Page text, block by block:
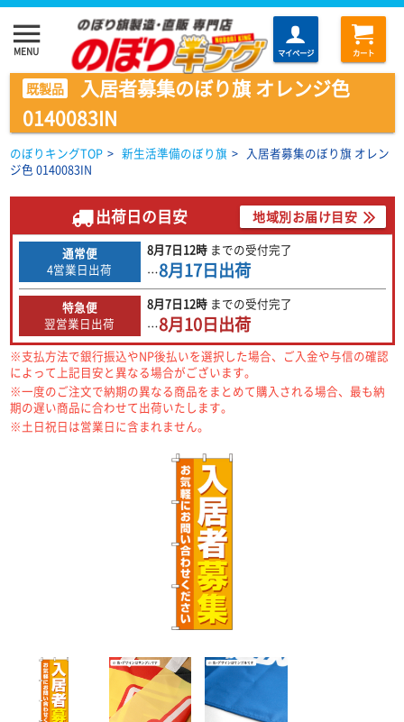
menu
MENU マイページ カート
既製品
入居者募集のぼり旗 オレンジ色
0140083IN
のぼりキングTOP > 新生活準備のぼり旗 > 入居者募集のぼり旗 オレン
ジ色 0140083IN
出荷日の目安 地域別お届け目安
通常便
4営業日出荷
8月7日12時 までの受付完了
…8月17日出荷
特急便
翌営業日出荷
8月7日12時 までの受付完了
…8月10日出荷
※支払方法で銀行振込やNP後払いを選択した場合、ご入金や与信の確認
によって上記目安と異なる場合がございます。
※一度のご注文で納期の異なる商品をまとめて購入される場合、最も納
期の遅い商品に合わせて出荷いたします。
※土日祝日は営業日に含まれません。